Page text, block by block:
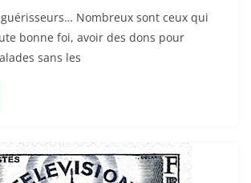
Nombreux sont ceux qui
bonne foi, avoir des dons pour
sans les